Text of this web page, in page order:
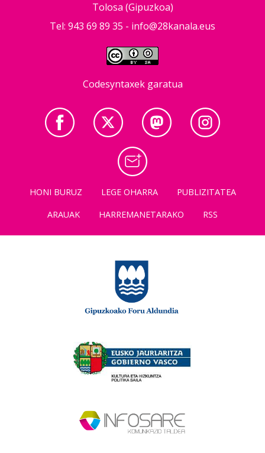
Tolosa (Gipuzkoa)
Tel: 943 69 89 35 - info@28kanala.eus
Codesyntaxek garatua
HONI BURUZ LEGE OHARRA
PUBLIZITATEA
ARAUAK
HARREMANETARAKO RSS